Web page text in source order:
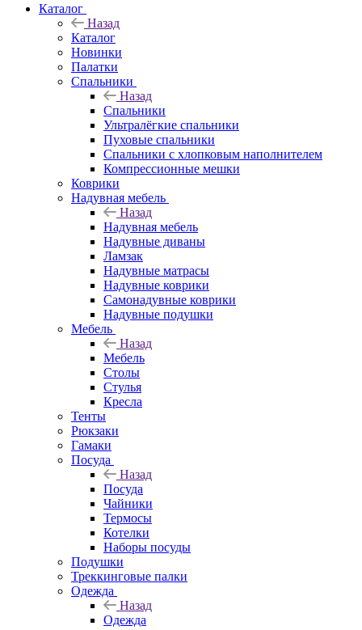
Каталог
Назад
Каталог
Новинки
Палатки
Спальники
Назад
Спальники
Ультралёгкие спальники
Пуховые спальники
Спальники с хлопковым наполнителем
Компрессионные мешки
Коврики
Надувная мебель
Назад
Надувная мебель
Надувные диваны
Ламзак
Надувные матрасы
Надувные коврики
Самонадувные коврики
Надувные подушки
Мебель
Назад
Мебель
Столы
Стулья
Кресла
Тенты
Рюкзаки
Гамаки
Посуда
Назад
Посуда
Чайники
Термосы
Котелки
Наборы посуды
Подушки
Треккинговые палки
Одежда
Назад
Одежда